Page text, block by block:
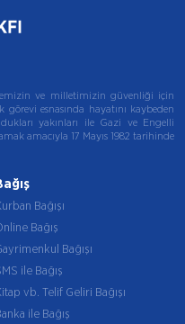
ve milletimizin güvenliği için
esnasında hayatını kaybeden
yakınları ile Gazi ve Engelli
amacıyla 17 Mayıs 1982 tarihinde
Bağışı
Bağış
Bağışı
ile Bağış
vb. Telif Geliri Bağışı
ile Bağış